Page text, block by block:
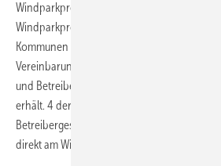
Windparkprojekte“ auf die Fahnen schreibt
Windparkprojekte „klare Absprachen“ mit
Kommunen in Aussicht stellt. Die drei
Vereinbarungen zum Windpark Rennsteig
und Betreibergesellschaft einrichten, an der
erhält. 4 der 15 Windturbinen sollen dann zur
Betreibergesellschaft gehören. Damit
direkt am Windpark beteiligt sein.